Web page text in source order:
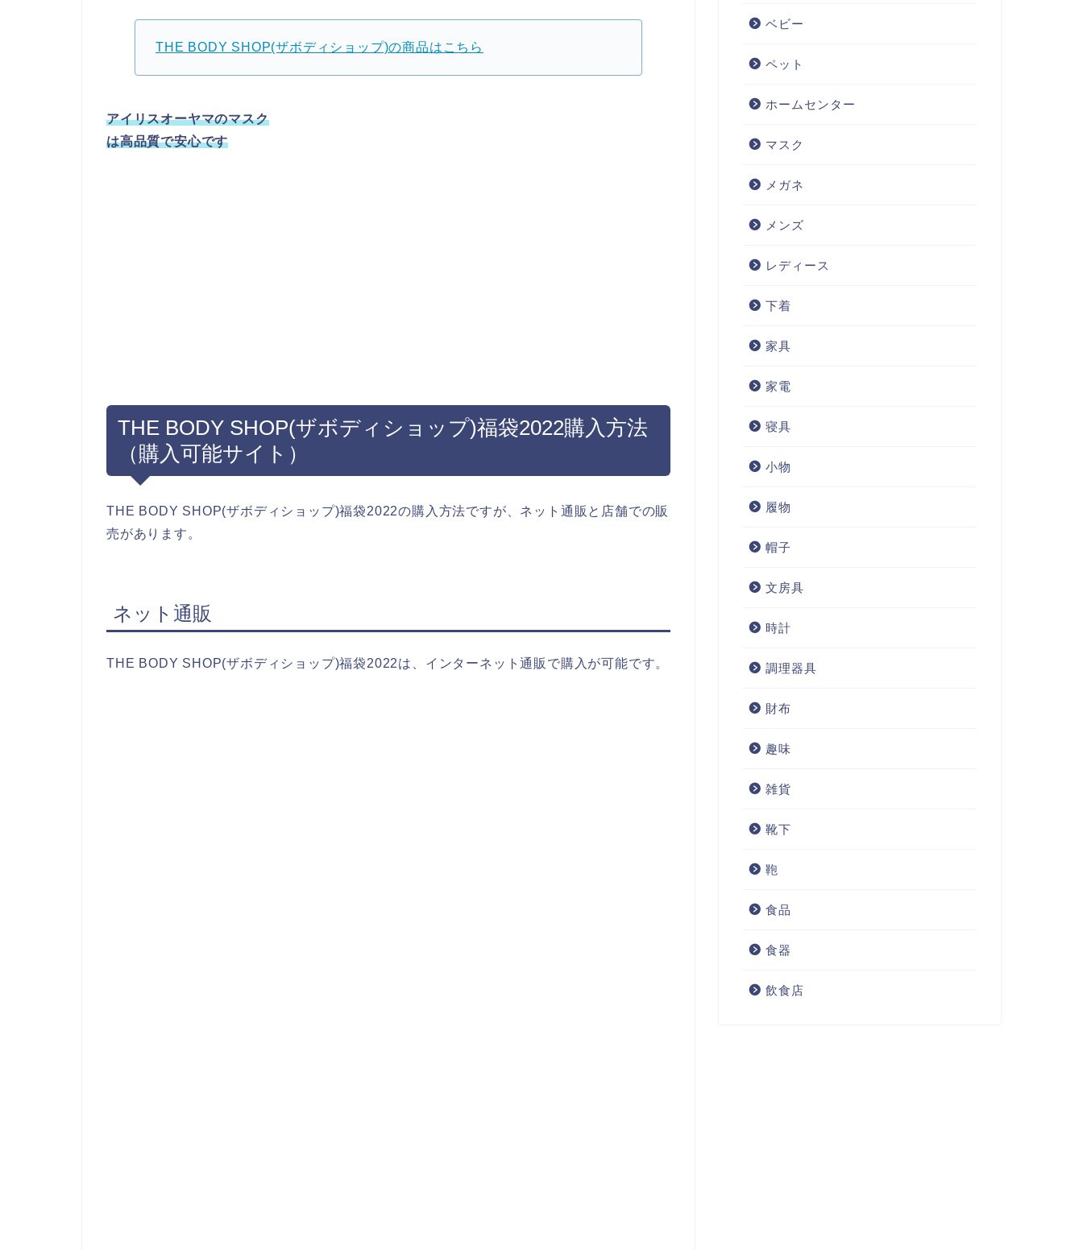
THE BODY SHOP(ザボディショップ)の商品はこちら
アイリスオーヤマのマスク
は高品質で安心です
THE BODY SHOP(ザボディショップ)福袋2022購入方法
（購入可能サイト）
THE BODY SHOP(ザボディショップ)福袋2022の購入方法ですが、ネット通販と店舗での販
売があります。
ネット通販
THE BODY SHOP(ザボディショップ)福袋2022は、インターネット通販で購入が可能です。
ベビー
ペット
ホームセンター
マスク
メガネ
メンズ
レディース
下着
家具
家電
寝具
小物
履物
帽子
文房具
時計
調理器具
財布
趣味
雑貨
靴下
鞄
食品
食器
飲食店